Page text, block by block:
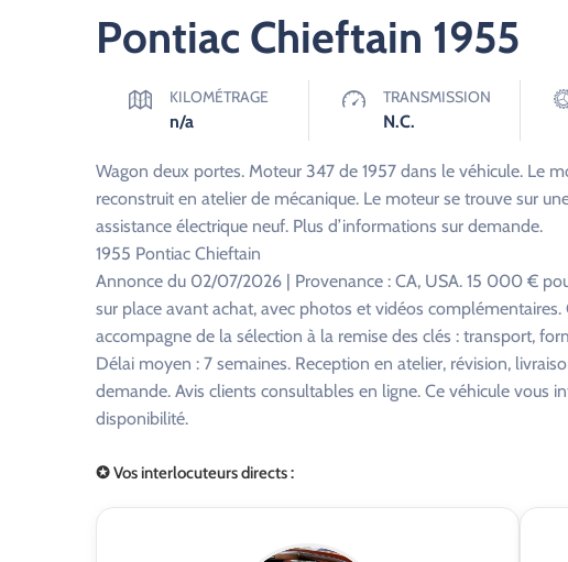
Pontiac Chieftain 1955
KILOMÉTRAGE
n/a
TRANSMISSION
N.C.
Wagon deux portes. Moteur 347 de 1957 dans le véhicule. Le
reconstruit en atelier de mécanique. Le moteur se trouve sur
assistance électrique neuf. Plus d’informations sur demande.
1955 Pontiac Chieftain
Annonce du 02/07/2026 | Provenance : CA, USA. 15 000 €
sur place avant achat, avec photos et vidéos
accompagne de la sélection à la remise des clés : transport,
Délai moyen : 7 semaines. Reception en atelier, révision,
demande. Avis clients consultables en ligne. Ce véhicule vous
disponibilité.
✪ Vos interlocuteurs directs :